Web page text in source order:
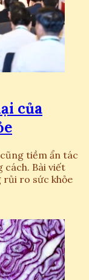
của
tiềm ẩn tác
cách. Bài viết
rủi ro sức khỏe